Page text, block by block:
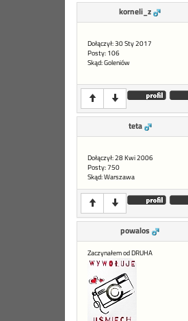
korneli_z
Dołączył: 30 Sty 2017
Posty: 106
Skąd: Goleniów
teta
Dołączył: 28 Kwi 2006
Posty: 750
Skąd: Warszawa
powalos
Zaczynałem od DRUHA